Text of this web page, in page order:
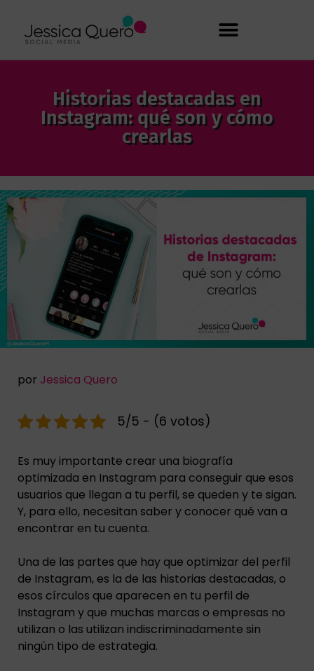
Historias destacadas en
Instagram: qué son y cómo
crearlas
por Jessica Quero
5/5 - (6 votos)
Es muy importante crear una biografía
optimizada en Instagram para conseguir que esos
usuarios que llegan a tu perfil, se queden y te sigan.
Y, para ello, necesitan saber y conocer qué van a
encontrar en tu cuenta.
Una de las partes que hay que optimizar del perfil
de Instagram, es la de las historias destacadas, o
esos círculos que aparecen en tu perfil de
Instagram y que muchas marcas o empresas no
utilizan o las utilizan indiscriminadamente sin
ningún tipo de estrategia.